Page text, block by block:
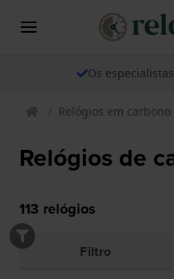
Os
Relógios em carbono
Relógios de
113 relógios
Filtro